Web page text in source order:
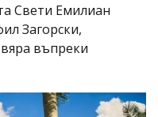
Свети Емилиан
Загорски,
въпреки